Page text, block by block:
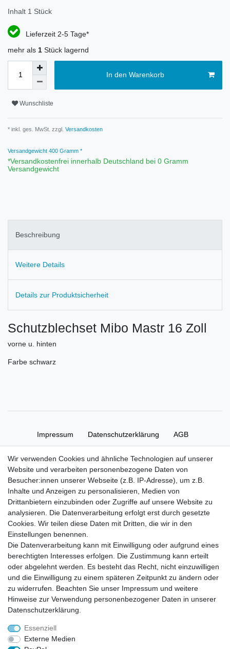
Inhalt 1 Stück
Lieferzeit 2-5 Tage*
mehr als 1 Stück lagernd
In den Warenkorb
Wunschliste
* inkl. ges. MwSt. zzgl. Versandkosten
Versandgewicht 400 Gramm *
*Versandkostenfrei innerhalb Deutschland bei 0 Gramm
Versandgewicht
Beschreibung
Weitere Details
Details zur Produktsicherheit
Schutzblechset Mibo Mastr 16 Zoll
vorne u. hinten
Farbe schwarz
Impressum Daten­schutz­erklärung AGB
Widerrufs­recht Vertrag widerrufen Kontakt
Zahlung und Versand
Zahlung
Versand
Batterieverordnung
Im Zusammenhang mit dem Vertrieb von Batterien oder mit der Lieferung von
Geräten, die Batterien enthalten, sind wir verpflichtet, Sie auf folgendes
hinzuweisen:
Sie sind zur Rückgabe gebrauchter Batterien als Endnutzer gesetzlich
verpflichtet. Sie können Altbatterien, die wir als Neubatterien im Sortiment
(Versandadresse) zurückgeben. Die auf den Batterien abgebildeten Symbole
haben folgende Bedeutung:
Das Symbol der durchgekreuzten Mülltonne bedeutet, dass die Batterie nicht
in den Hausmüll gegeben werden darf.
Wir verwenden Cookies und ähnliche Technologien auf unserer
Website und verarbeiten personenbezogene Daten von
Besucher:innen unserer Webseite (z.B. IP-Adresse), um z.B.
Inhalte und Anzeigen zu personalisieren, Medien von
Drittanbietern einzubinden oder Zugriffe auf unsere Website zu
analysieren. Die Datenverarbeitung erfolgt erst durch gesetzte
Cookies. Wir teilen diese Daten mit Dritten, die wir in den
Einstellungen benennen.
Die Datenverarbeitung kann mit Einwilligung oder aufgrund eines
berechtigten Interesses erfolgen. Die Zustimmung kann erteilt
oder abgelehnt werden. Es besteht das Recht, nicht einzuwilligen
und die Einwilligung zu einem späteren Zeitpunkt zu ändern oder
zu widerrufen. Beachten Sie unser Impressum und weitere
Hinweise zur Verwendung personenbezogener Daten in unserer
Daten­schutz­erklärung
Essenziell
Externe Medien